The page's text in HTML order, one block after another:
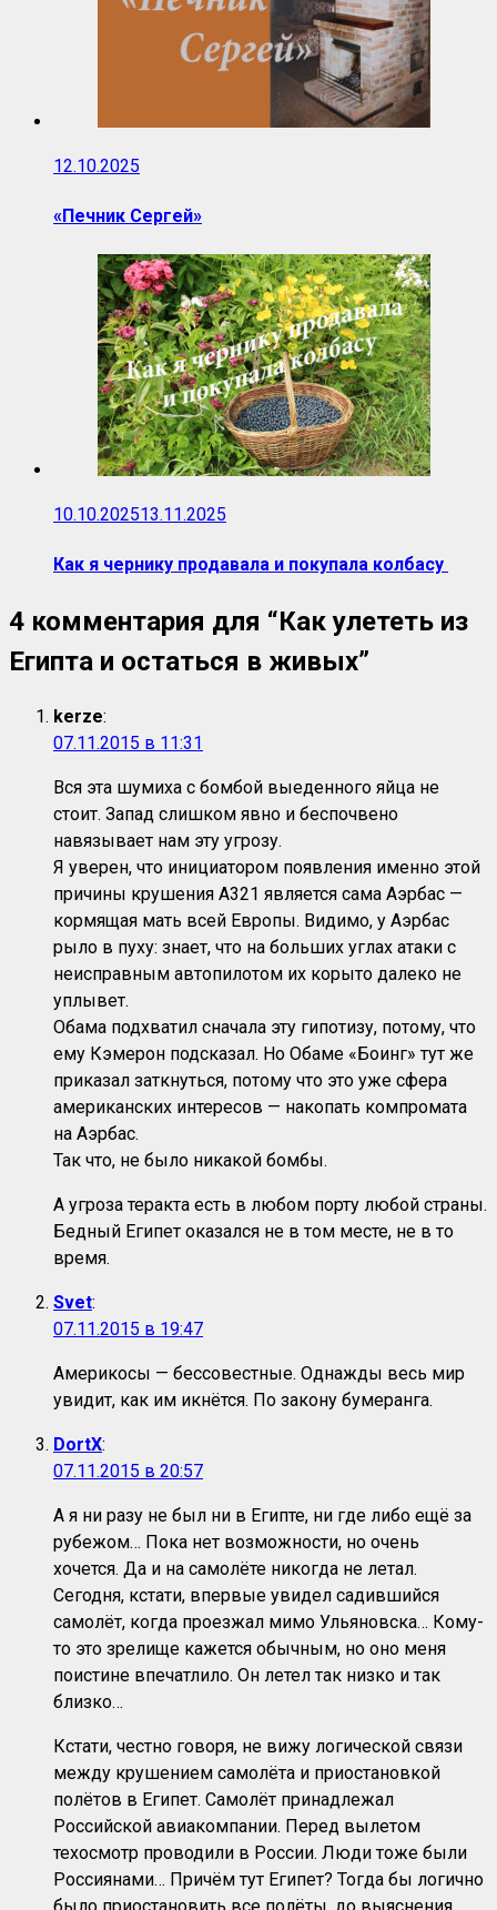
12.10.2025
«Печник Сергей»
10.10.202513.11.2025
Как я чернику продавала и покупала колбасу
4 комментария для “Как улететь из
Египта и остаться в живых”
kerze:
07.11.2015 в 11:31
Вся эта шумиха с бомбой выеденного яйца не
стоит. Запад слишком явно и беспочвено
навязывает нам эту угрозу.
Я уверен, что инициатором появления именно этой
причины крушения А321 является сама Аэрбас —
кормящая мать всей Европы. Видимо, у Аэрбас
рыло в пуху: знает, что на больших углах атаки с
неисправным автопилотом их корыто далеко не
уплывет.
Обама подхватил сначала эту гипотизу, потому, что
ему Кэмерон подсказал. Но Обаме «Боинг» тут же
приказал заткнуться, потому что это уже сфера
американских интересов — накопать компромата
на Аэрбас.
Так что, не было никакой бомбы.
А угроза теракта есть в любом порту любой страны.
Бедный Египет оказался не в том месте, не в то
время.
Svet:
07.11.2015 в 19:47
Америкосы — бессовестные. Однажды весь мир
увидит, как им икнётся. По закону бумеранга.
DortX:
07.11.2015 в 20:57
А я ни разу не был ни в Египте, ни где либо ещё за
рубежом… Пока нет возможности, но очень
хочется. Да и на самолёте никогда не летал.
Сегодня, кстати, впервые увидел садившийся
самолёт, когда проезжал мимо Ульяновска… Кому-
то это зрелище кажется обычным, но оно меня
поистине впечатлило. Он летел так низко и так
близко…
Кстати, честно говоря, не вижу логической связи
между крушением самолёта и приостановкой
полётов в Египет. Самолёт принадлежал
Российской авиакомпании. Перед вылетом
техосмотр проводили в России. Люди тоже были
Россиянами… Причём тут Египет? Тогда бы логично